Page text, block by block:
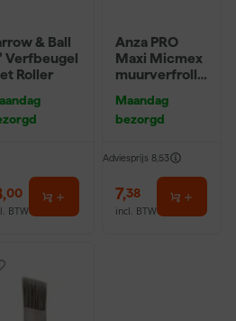
& Ball
Verfbeugel
Roller
,00
BTW
Anza PRO
Maxi Micmex
muurverfrolle
Maandag
bezorgd
Adviesprijs 8,53
7,38
incl. BTW